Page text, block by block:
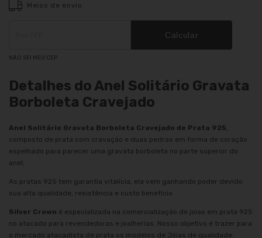
Meios de envio
ALTERAR CEP
Calcular
NÃO SEI MEU CEP
Detalhes do Anel Solitário Gravata
Borboleta Cravejado
Anel Solitário Gravata Borboleta Cravejado de Prata 925,
composto de prata com cravação e duas pedras em forma de coração
espelhado para parecer uma gravata borboleta no parte superior do
anel;
As pratas 925 tem garantia vitalícia, ela vem ganhando poder devido
sua alta qualidade, resistência e custo benefício.
Silver Crown é especializada na comercialização de joias em prata 925
no atacado para revendedoras e joalherias. Nosso objetivo é trazer para
o mercado atacadista de prata os modelos de Jóias de qualidade.